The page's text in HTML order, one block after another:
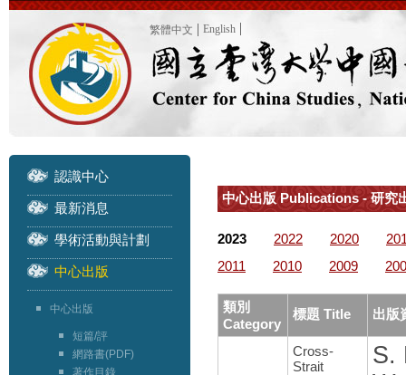
繁體中文 English
認識中心
最新消息
學術活動與計劃
中心出版
中心出版
短篇/評
網路書(PDF)
著作目錄
中心出版 Publications - 研究
2023 2022 2020
2011
2010 2009
類別
Category
標題 Title 出版
Cross-
Strait
S.